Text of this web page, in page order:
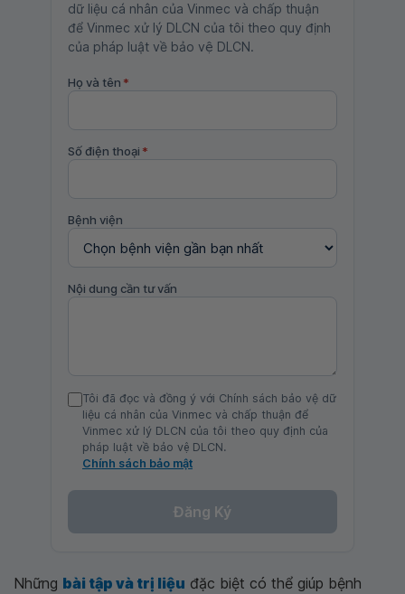
dữ liệu cá nhân của Vinmec và chấp thuận
để Vinmec xử lý DLCN của tôi theo quy định
của pháp luật về bảo vệ DLCN.
Họ và tên *
Số điện thoại *
Bệnh viện
Nội dung cần tư vấn
Tôi đã đọc và đồng ý với Chính sách bảo vệ dữ
liệu cá nhân của Vinmec và chấp thuận để
Vinmec xử lý DLCN của tôi theo quy định của
pháp luật về bảo vệ DLCN.
Chính sách bảo mật
Đăng Ký
Những bài tập và trị liệu đặc biệt có thể giúp bệnh